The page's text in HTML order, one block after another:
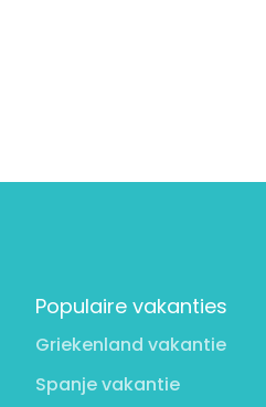
Populaire vakanties
Griekenland vakantie
Spanje vakantie